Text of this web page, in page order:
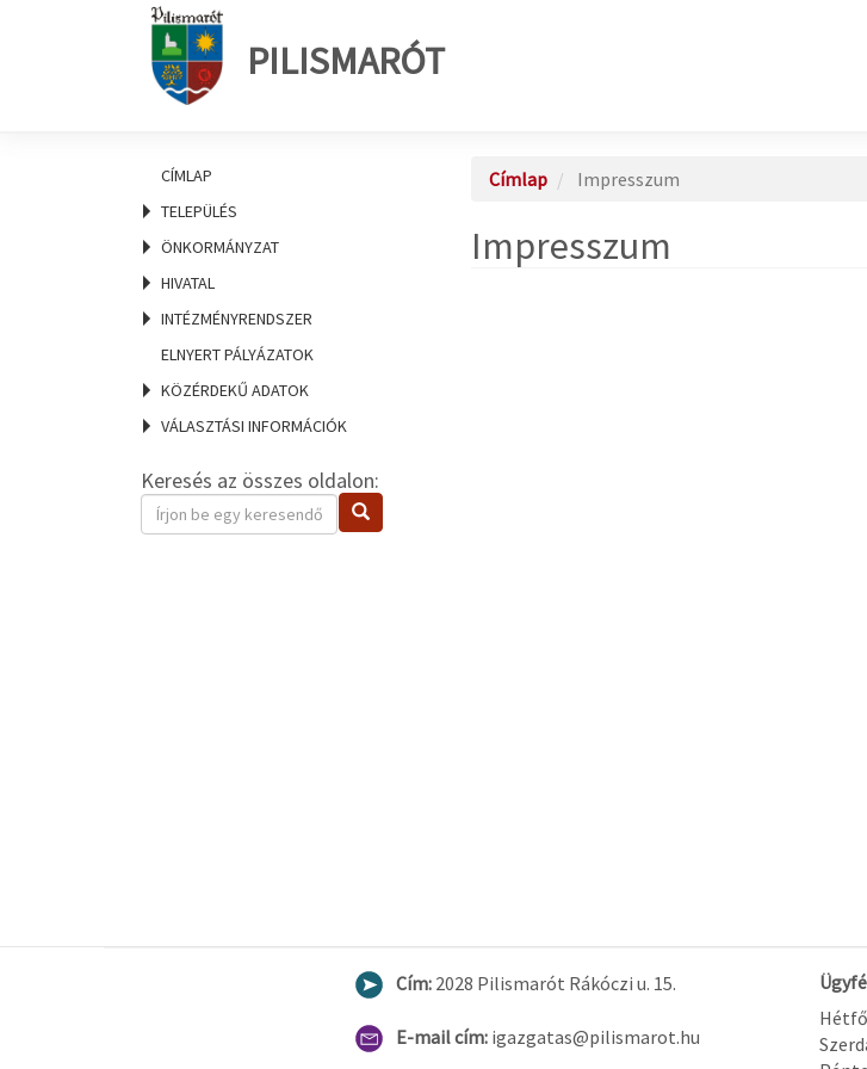
PILISMARÓT
CÍMLAP
TELEPÜLÉS
ÖNKORMÁNYZAT
HIVATAL
INTÉZMÉNYRENDSZER
ELNYERT PÁLYÁZATOK
KÖZÉRDEKŰ ADATOK
VÁLASZTÁSI INFORMÁCIÓK
Keresés az összes oldalon:
Keresendő
kifejezés
Keresés
Címlap Impresszum
Impresszum
Cím: 2028 Pilismarót Rákóczi u. 15.
E-mail cím: igazgatas@pilismarot.hu